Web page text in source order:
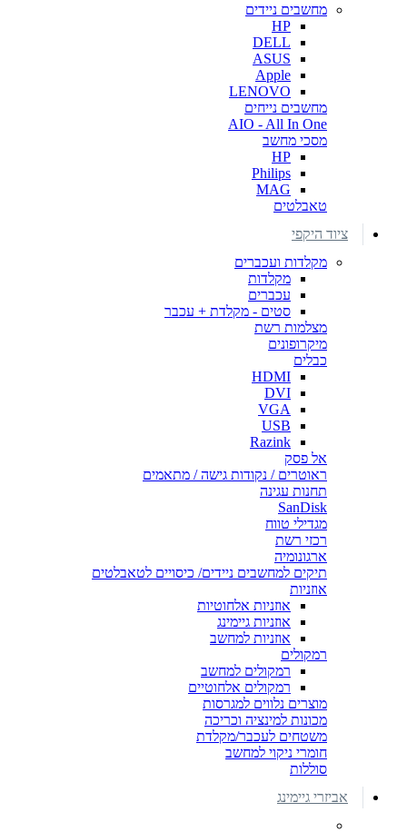
מחשבים ניידים
HP
DELL
ASUS
Apple
LENOVO
מחשבים נייחים
AIO - All In One
מסכי מחשב
HP
Philips
MAG
טאבלטים
ציוד היקפי
מקלדות ועכברים
מקלדות
עכברים
סטים - מקלדת + עכבר
מצלמות רשת
מיקרופונים
כבלים
HDMI
DVI
VGA
USB
Razink
אל פסק
ראוטרים / נקודות גישה / מתאמים
תחנות עגינה
SanDisk
מגדילי טווח
רכזי רשת
ארגונומיה
תיקים למחשבים ניידים/ כיסויים לטאבלטים
אוזניות
אוזניות אלחוטיות
אוזניות גיימינג
אוזניות למחשב
רמקולים
רמקולים למחשב
רמקולים אלחוטיים
מוצרים נלווים למגרסות
מכונות למינציה וכריכה
משטחים לעכבר/מקלדת
חומרי ניקוי למחשב
סוללות
אביזרי גיימינג